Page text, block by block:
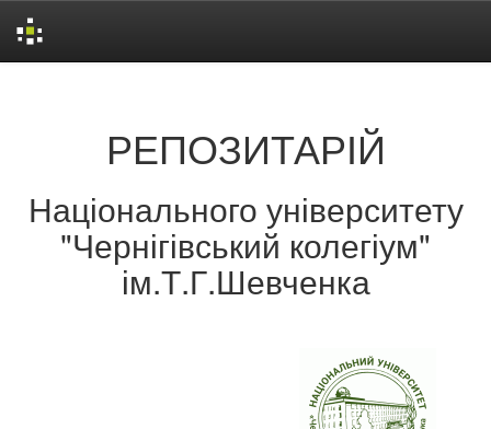
РЕПОЗИТАРІЙ
Національного університету
"Чернігівський колегіум"
ім.Т.Г.Шевченка